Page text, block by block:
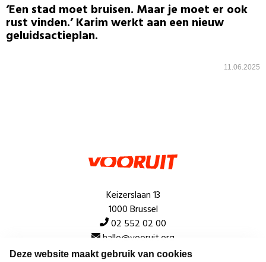
Deze website maakt gebruik van cookies
‘Een stad moet bruisen. Maar je moet er ook
rust vinden.’ Karim werkt aan een nieuw
geluidsactieplan.
11.06.2025
Keizerslaan 13
1000 Brussel
02 552 02 00
hallo@vooruit.org